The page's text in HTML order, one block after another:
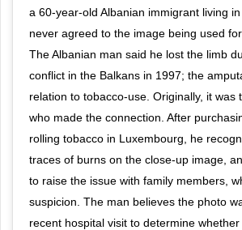
a 60-year-old Albanian immigrant living
never agreed to the image being used
The Albanian man said he lost the limb
conflict in the Balkans in 1997; the
relation to tobacco-use. Originally, it was
who made the connection. After
rolling tobacco in Luxembourg, he
traces of burns on the close-up image,
to raise the issue with family members,
suspicion. The man believes the photo
recent hospital visit to determine